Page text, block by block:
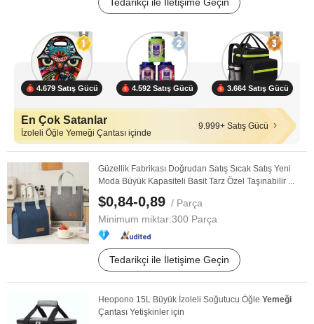
4.679 Satış Gücü 4.592 Satış Gücü 3.664 Satış Gücü
En Çok Satanlar
İzoleli Öğle Yemeği Çantası içinde
9.999+ Satış Gücü
Güzellik Fabrikası Doğrudan Satış Sıcak Satış Yeni
Moda Büyük Kapasiteli Basit Tarz Özel Taşınabilir ...
$0,84-0,89 / Parça
Minimum miktar:300 Parça
Tedarikçi ile İletişime Geçin
Heopono 15L Büyük İzoleli Soğutucu Öğle Yemeği
Çantası Yetişkinler için